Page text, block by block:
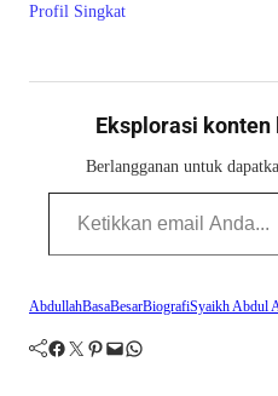
Profil Singkat
Eksplorasi
Berlangganan untuk
Ketikkan email Anda...
AbdullahBasaBesarBiografiSyaikh Abdul
Facebook Twitter Pinterest Mail WhatsApp